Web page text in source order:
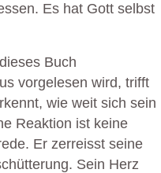
Es hat Gott selbst
Buch
vorgelesen wird, trifft
wie weit sich sein
Reaktion ist keine
Er zerreisst seine
Sein Herz